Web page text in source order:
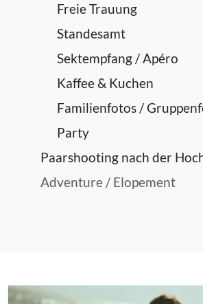
Freie Trauung
Standesamt
Sektempfang / Apéro
Kaffee & Kuchen
Familienfotos /
Party
Paarshooting nach der
Adventure / Elopement